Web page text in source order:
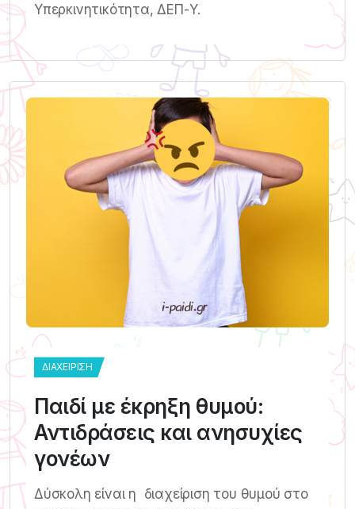
Υπερκινητικότητα, ΔΕΠ-Υ.
ΔΙΑΧΕΊΡΙΣΗ
Παιδί με έκρηξη θυμού:
Αντιδράσεις και ανησυχίες
γονέων
Δύσκολη είναι η διαχείριση του θυμού στο